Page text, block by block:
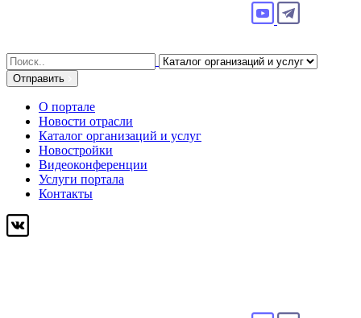
Search
for:
Отправить
О портале
Новости отрасли
Каталог организаций и услуг
Новостройки
Видеоконференции
Услуги портала
Контакты